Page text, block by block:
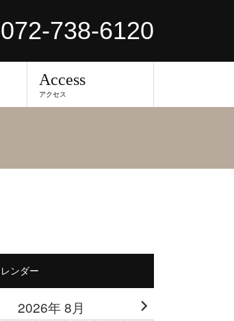
072-738-6120
Access
アクセス
ンダー
2026年 8月